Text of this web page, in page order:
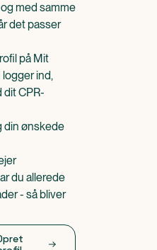
med samme
det passer
på Mit
ind,
dit CPR-
din ønskede
du allerede
- så bliver